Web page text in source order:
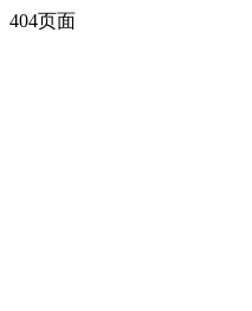
404页面